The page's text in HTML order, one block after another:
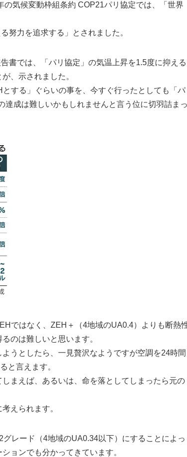
気候変動枠組条約 COP21パリ協定では、「世界
力を追求する」とされました。
書では、「パリ協定」の気温上昇を1.5度に抑える
、示されました。
する」ぐらいの事を、今すぐ行ったとしても「パ
達成は難しいかもしれませんと言う位に切羽詰ま
ではなく、ZEH＋（4地域のUA0.4）よりも断熱
のは難しいと思います。
うとしたら、一見贅沢なようですが空調を24時間
と言えます。
まえば、あるいは、命を落としてしまったら元の
えられます。
レード（4地域のUA0.34以下）にすることによっ
ョンでも分かってきています。